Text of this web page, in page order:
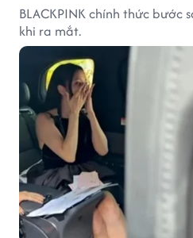
BLACKPINK chính thức bước
khi ra mắt.